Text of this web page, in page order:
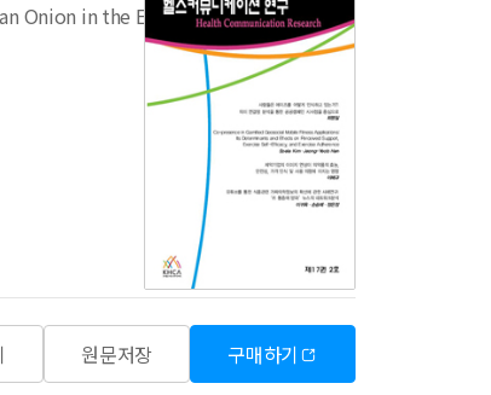
Onion in the Ear to Heal Earaches”
원문저장 구매하기